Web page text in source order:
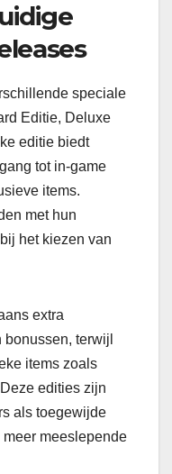
speciale
Editie, Deluxe
editie biedt
tot in-game
items.
met hun
het kiezen van
extra
terwijl
items zoals
edities zijn
als toegewijde
meeslepende